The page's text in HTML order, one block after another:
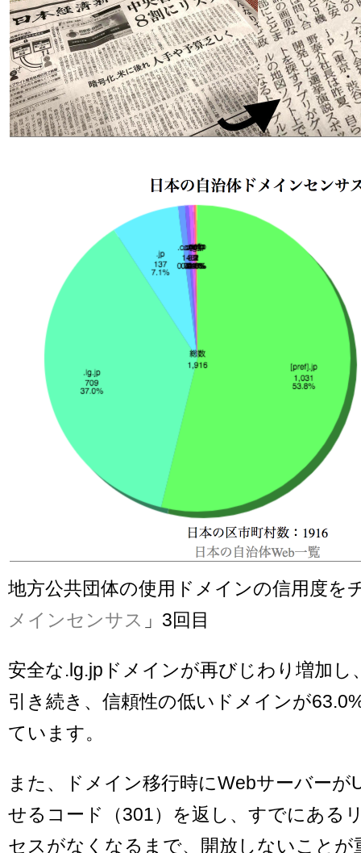
地方公共団体の使用ドメインの信用度を
メインセンサス 」3回目
安全な.lg.jpドメインが再びじわり増加し
引き続き、信頼性の低いドメインが
ています。
また、ドメイン移行時にWebサーバーが
せるコード（301）を返し、すでにある
セスがなくなるまで、開放しないことが